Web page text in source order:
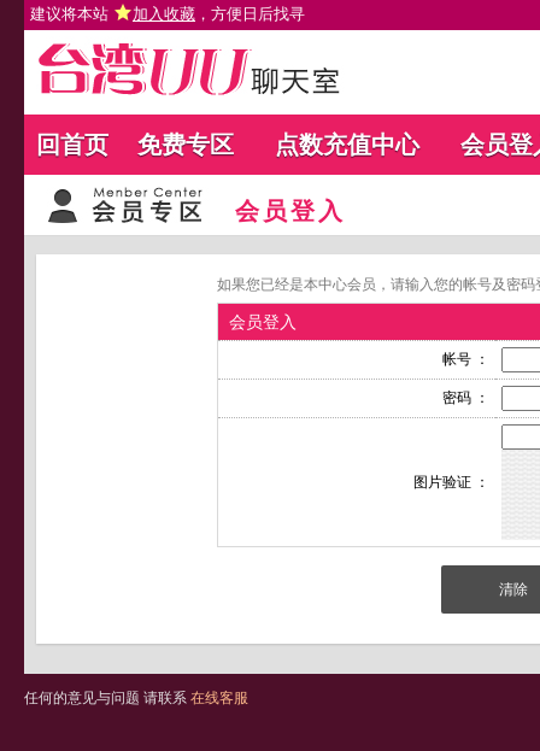
建议将本站 加入收藏 ，方便日后找寻
回首页 免费专区 点数充值中心 会员登
会员登入
如果您已经是本中心会员，请输入您的帐号及密
会员登入
帐号 ：
密码 ：
图片验证 ：
任何的意见与问题 请联系 在线客服